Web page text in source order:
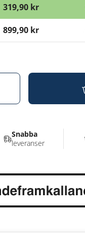
319,90 kr
899,90 kr
Snabba
leveranser